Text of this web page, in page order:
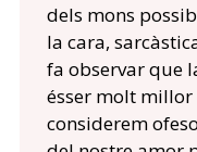
dels mons
la cara,
fa observar que
ésser molt millor
considerem